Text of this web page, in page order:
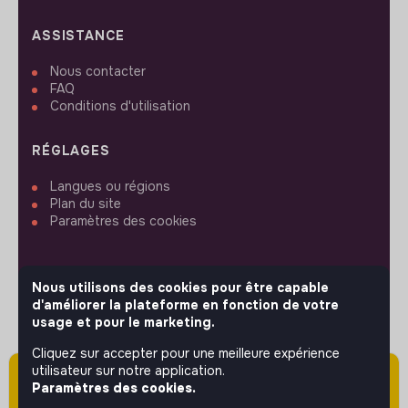
Attention cette annonce a été publiée il y a
plus de 60 jours (le 03/06/2026) et est sans
ASSISTANCE
Nous contacter
FAQ
Conditions d'utilisation
RÉGLAGES
Langues ou régions
Plan du site
Paramètres des cookies
SUIVEZ-NOUS
© 2026 jobs that makesense.
Nous utilisons des cookies pour être capable
d'améliorer la plateforme en fonction de votre
usage et pour le marketing.
Cliquez sur accepter pour une meilleure expérience
utilisateur sur notre application.
Paramètres des cookies.